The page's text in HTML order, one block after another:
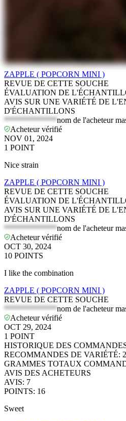
ZAPPLE ( POPCORN MINI )
REVUE DE CETTE SOUCHE
ÉVALUATION DE
AVIS SUR UNE VARIÉTÉ DE
D'ÉCHANTILLONS
*************nom de l'acheteur
Acheteur vérifié
NOV 01, 2024
1 POINT
Nice strain
ZAPPLE ( POPCORN MINI )
REVUE DE CETTE SOUCHE
ÉVALUATION DE
AVIS SUR UNE VARIÉTÉ DE
D'ÉCHANTILLONS
*************nom de l'acheteur
Acheteur vérifié
OCT 30, 2024
10 POINTS
I like the combination
ZAPPLE ( POPCORN MINI )
REVUE DE CETTE SOUCHE
*************nom de l'acheteur
Acheteur vérifié
OCT 29, 2024
1 POINT
HISTORIQUE DES
RECOMMANDES DE VARIÉTÉ: 2
GRAMMES TOTAUX
AVIS DES ACHETEURS
AVIS: 7
POINTS: 16
Sweet